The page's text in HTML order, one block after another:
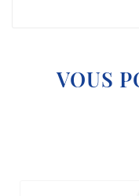
VOUS